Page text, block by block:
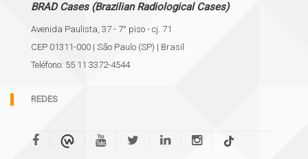
BRAD Cases (Brazilian Radiological Cases)
Avenida Paulista, 37 - 7° piso - cj. 71
CEP 01311-000 | São Paulo (SP) | Brasil
Teléfono: 55 11 3372-4544
REDES